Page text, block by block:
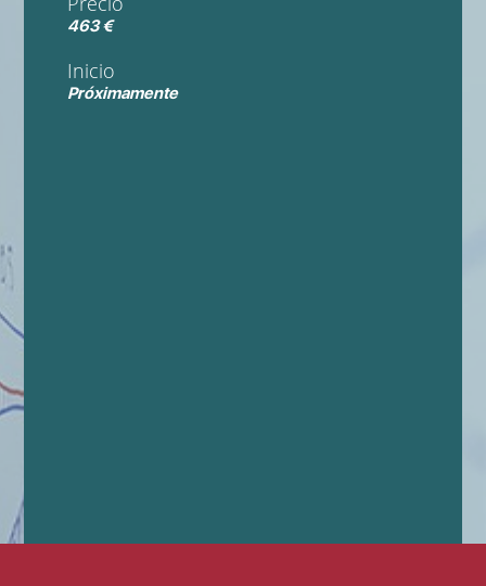
463 €
Inicio
Próximamente